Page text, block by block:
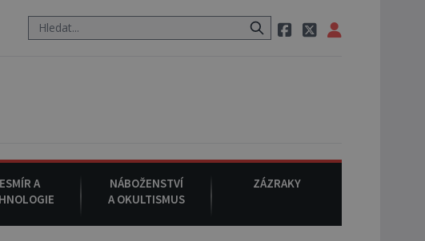
jeho vozem po cestě utíká zvláštní psovitá šelma, údajně bájná čupakabra.
A
NÁBOŽENSTVÍ
A OKULTISMUS
ZÁZRAKY